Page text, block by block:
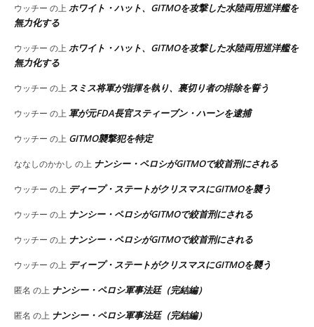
ウッチー の上 ホワイト・ハット、GITMOを攻撃した水陸両用巡洋艦を
無力化する
ウッチー の上 ホワイト・ハット、GITMOを攻撃した水陸両用巡洋艦を
無力化する
ウッチー の上 スミス将軍が指揮を執り、裏切り者の排除を誓う
ウッチー の上 軍が元FDA長官スティーブン・ハーンを逮捕
ウッチー の上 GITMO襲撃犯を特定
ななしのかかし の上 ナンシー・ペロシがGITMOで絞首刑にされる
ウッチー の上 ディープ・ステートがクリスマスにGITMOを襲う
ウッチー の上 ナンシー・ペロシがGITMOで絞首刑にされる
ウッチー の上 ナンシー・ペロシがGITMOで絞首刑にされる
ウッチー の上 ディープ・ステートがクリスマスにGITMOを襲う
匿名 の上 ナンシー・ペロシ軍事法廷（完結編）
匿名 の上 ナンシー・ペロシ軍事法廷（完結編）